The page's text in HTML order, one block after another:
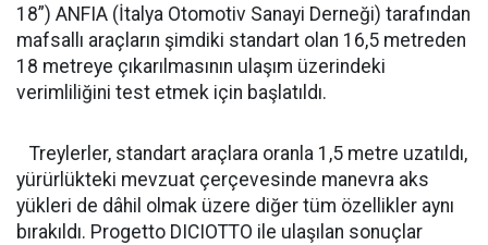
18”) ANFIA (İtalya Otomotiv Sanayi Derneği) tarafından
mafsallı araçların şimdiki standart olan 16,5 metreden
18 metreye çıkarılmasının ulaşım üzerindeki
verimliliğini test etmek için başlatıldı.
Treylerler, standart araçlara oranla 1,5 metre uzatıldı,
yürürlükteki mevzuat çerçevesinde manevra aks
yükleri de dâhil olmak üzere diğer tüm özellikler aynı
bırakıldı. Progetto DICIOTTO ile ulaşılan sonuçlar